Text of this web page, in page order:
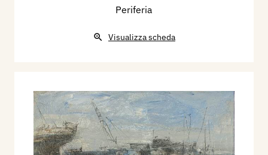
Periferia
Visualizza scheda